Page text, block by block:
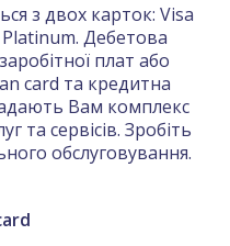
з двох карток: Visa
Дебетова
плат або
card та кредитна
Вам комплекс
та сервісів. Зробіть
обслуговування.